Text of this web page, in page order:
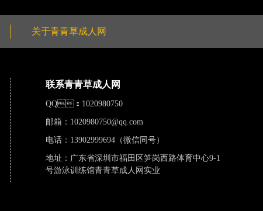
关于青青草成人网
联系青青草成人网
QQ：1020980750
邮箱： 1020980750@qq.com
电话：13902999694（微信同号）
地址：广东省深圳市福田区笋岗西路体育中心9-1
号游泳训练馆青青草成人网实业